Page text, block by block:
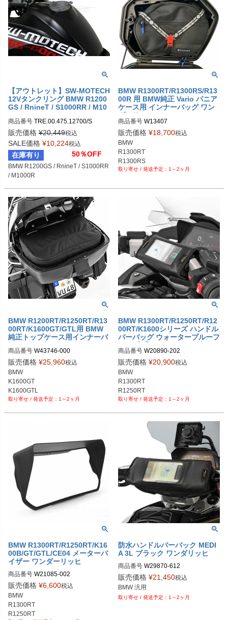
【アウトレット】SW-MOTECH
12Vタンクリング BMW R1200
GS / RnineT / S1000RR / M10
商品番号 TRE.00.475.12700/S
販売価格 ¥20,449税込
SALE価格 ¥10,224税込
在庫有り 50％OFF
BMW R1200GS / RnineT / S1000RR
/ M1000R
BMW R1300RT/R1300RS/R13
00R 用 BMW純正 Vario パニア
ケース用 インナーバッグ ワン
ダーリッヒ
商品番号 W13407
左側：W13407-102
右側：W13407-202
両側：W13407-002
販売価格 ¥18,700税込
BMW
R1300RT
R1300RS
R1300R
1～2ヶ月
BMW R1200RT/R1250RT/R13
00RT/K1600GT/GTL用 BMW
純正トップケース用インナーバ
ッグ ワンダーリッヒ
商品番号 W43746-000
販売価格 ¥25,960税込
BMW
K1600GT
K1600GTL
R1200RT LC 水冷 1～2ヶ月
BMW R1300RT/R1250RT/R12
00RT/K1600シリーズ ハンドル
バーバッグ ウォータープルーフ
タイプ 「MEDIA」 ワンダーリ
ッヒ
商品番号 W20890-202
販売価格 ¥20,900税込
BMW
R1300RT
R1250RT
R1200RT
1～2ヶ月
BMW R1300RT/R1250RT/K16
00B/GT/GTL/CE04 メーターバ
イザー ワンダーリッヒ
商品番号 W21085-002
販売価格 ¥6,600税込
BMW
R1300RT
R1250RT
防水ハンドルバーバック MEDI
A 3L ブラック ワンダリッヒ
商品番号 W29870-612
販売価格 ¥21,450税込
BMW 汎用
1～2ヶ月